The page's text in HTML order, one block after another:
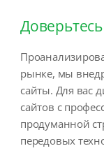
рынке, мы
сайты. Для вас
сайтов с
продуманной
передовых